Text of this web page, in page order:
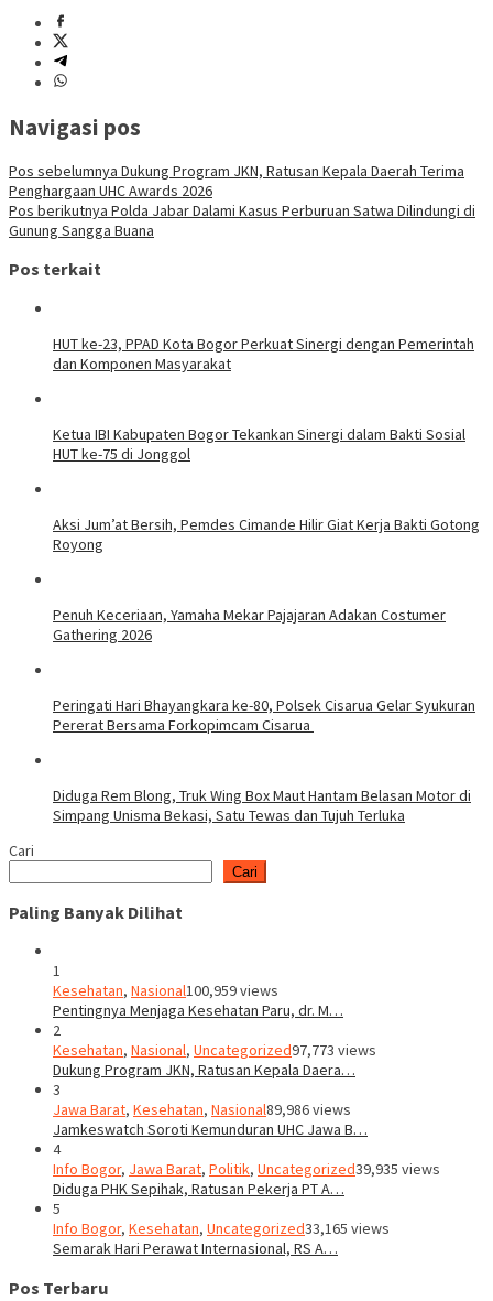
Navigasi pos
Pos sebelumnya Dukung Program JKN, Ratusan Kepala Daerah Terima
Penghargaan UHC Awards 2026
Pos berikutnya Polda Jabar Dalami Kasus Perburuan Satwa Dilindungi di
Gunung Sangga Buana
Pos terkait
HUT ke-23, PPAD Kota Bogor Perkuat Sinergi dengan Pemerintah
dan Komponen Masyarakat
Ketua IBI Kabupaten Bogor Tekankan Sinergi dalam Bakti Sosial
HUT ke-75 di Jonggol
Aksi Jum’at Bersih, Pemdes Cimande Hilir Giat Kerja Bakti Gotong
Royong
Penuh Keceriaan, Yamaha Mekar Pajajaran Adakan Costumer
Gathering 2026
Peringati Hari Bhayangkara ke-80, Polsek Cisarua Gelar Syukuran
Pererat Bersama Forkopimcam Cisarua
Diduga Rem Blong, Truk Wing Box Maut Hantam Belasan Motor di
Simpang Unisma Bekasi, Satu Tewas dan Tujuh Terluka
Cari
Cari
Paling Banyak Dilihat
1
Kesehatan, Nasional100,959 views
Pentingnya Menjaga Kesehatan Paru, dr. M…
2
Kesehatan, Nasional, Uncategorized97,773 views
Dukung Program JKN, Ratusan Kepala Daera…
3
Jawa Barat, Kesehatan, Nasional89,986 views
Jamkeswatch Soroti Kemunduran UHC Jawa B…
4
Info Bogor, Jawa Barat, Politik, Uncategorized39,935 views
Diduga PHK Sepihak, Ratusan Pekerja PT A…
5
Info Bogor, Kesehatan, Uncategorized33,165 views
Semarak Hari Perawat Internasional, RS A…
Pos Terbaru